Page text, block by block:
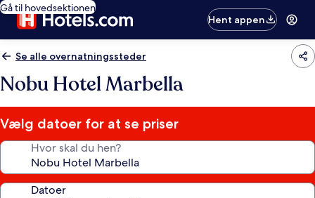
Gå til hovedsektionen
Hent appen
Se alle overnatningssteder
Nobu Hotel Marbella
Vælg datoer for at se priser
Hvor skal du hen?
Datoer